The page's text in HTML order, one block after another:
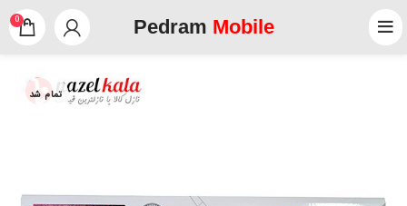
Pedram Mobile
0
تمام شد